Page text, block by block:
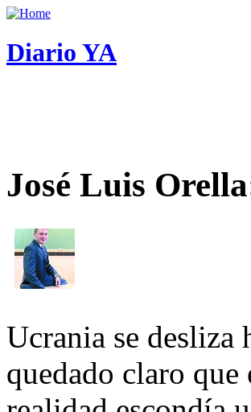
Diario YA
José Luis
Ucrania se
quedado claro